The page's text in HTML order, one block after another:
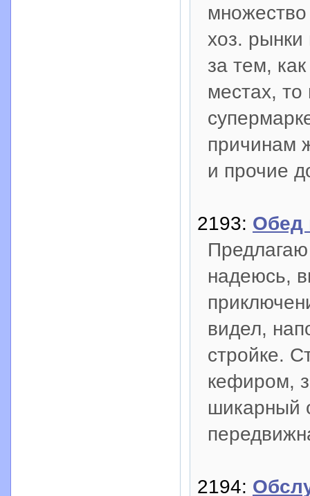
множество
хоз.
за тем,
местах,
причинам
и прочие
2193: Обед
надеюсь,
видел,
стройке.
кефиром,
шикарный
2194: